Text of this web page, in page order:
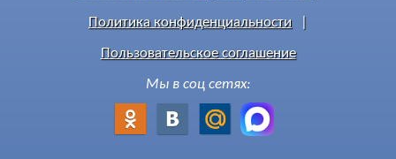
Политика конфиденциальности
Пользовательское соглашение
Мы в соц сетях: